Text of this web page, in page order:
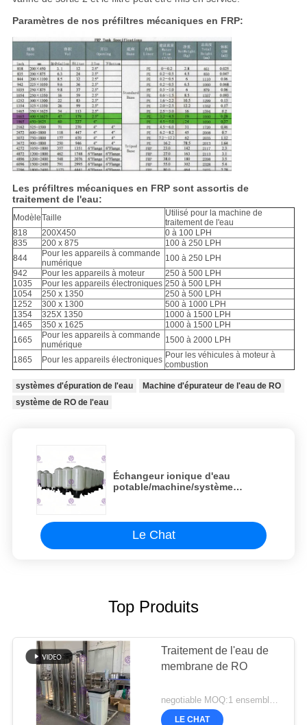
Paramètres de nos préfiltres mécaniques en FRP:
Les préfiltres mécaniques en FRP sont assortis de
traitement de l'eau:
ModèleTaille
Utilisé pour la machine de
traitement de l'eau
818
200X450
0 à 100 LPH
835
200 x 875
100 à 250 LPH
844
Pour les appareils à commande
numérique
100 à 250 LPH
942
Pour les appareils à moteur
250 à 500 LPH
1035
Pour les appareils électroniques 250 à 500 LPH
1054
250 x 1350
250 à 500 LPH
1252
300 x 1300
500 à 1000 LPH
1354
325X 1350
1000 à 1500 LPH
1465
350 x 1625
1000 à 1500 LPH
1665
Pour les appareils à commande
numérique
1500 à 2000 LPH
1865 Pour les appareils électroniques Pour les véhicules à moteur à
combustion
systèmes d'épuration de l'eau
Machine d'épurateur de l'eau de RO
système de RO de l'eau
Échangeur ionique d'eau
potable/machine/système
équipement/usine/
Le Chat
Top Produits
Traitement de l'eau de
membrane de RO
LE CHAT